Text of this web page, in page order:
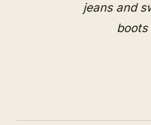
jeans and
boots